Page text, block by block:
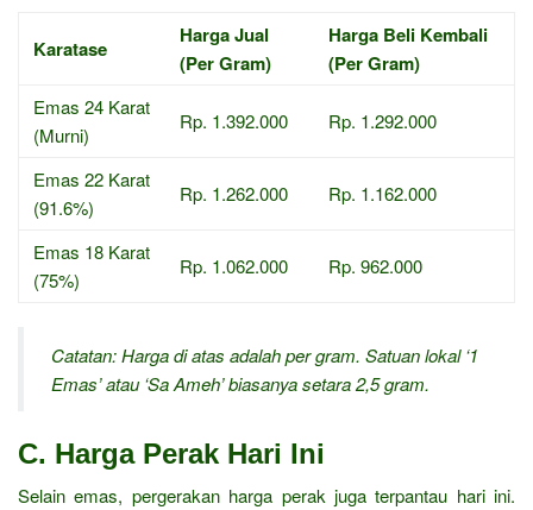
Karatase
Harga Jual
(Per Gram)
Harga Beli Kembali
(Per Gram)
Emas 24 Karat
(Murni)
Rp. 1.392.000 Rp. 1.292.000
Emas 22 Karat
(91.6%)
Rp. 1.262.000 Rp. 1.162.000
Emas 18 Karat
(75%)
Rp. 1.062.000 Rp. 962.000
Catatan: Harga di atas adalah per gram. Satuan lokal ‘1
Emas’ atau ‘Sa Ameh’ biasanya setara 2,5 gram.
C. Harga Perak Hari Ini
Selain emas, pergerakan harga perak juga terpantau hari ini.